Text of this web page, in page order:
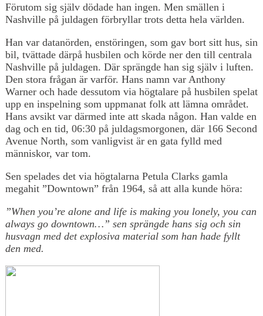
Förutom sig själv dödade han ingen. Men smällen i
Nashville på juldagen förbryllar trots detta hela världen.
Han var datanörden, enstöringen, som gav bort sitt hus, sin
bil, tvättade därpå husbilen och körde ner den till centrala
Nashville på juldagen. Där sprängde han sig själv i luften.
Den stora frågan är varför. Hans namn var Anthony
Warner och hade dessutom via högtalare på husbilen spelat
upp en inspelning som uppmanat folk att lämna området.
Hans avsikt var därmed inte att skada någon. Han valde en
dag och en tid, 06:30 på juldagsmorgonen, där 166 Second
Avenue North, som vanligvist är en gata fylld med
människor, var tom.
Sen spelades det via högtalarna Petula Clarks gamla
megahit ”Downtown” från 1964, så att alla kunde höra:
”When you’re alone and life is making you lonely, you can
always go downtown…” sen sprängde hans sig och sin
husvagn med det explosiva material som han hade fyllt
den med.